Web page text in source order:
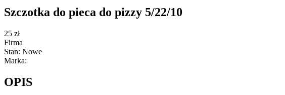
Szczotka do pieca do pizzy 5/22/10
25 zł
Firma
Stan: Nowe
Marka:
OPIS